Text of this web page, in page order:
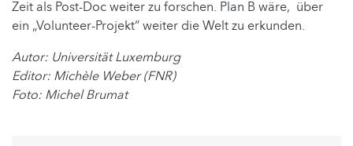
Zeit als Post-Doc weiter zu forschen. Plan B wäre, über
ein „Volunteer-Projekt“ weiter die Welt zu erkunden.
Autor: Universität Luxemburg
Editor: Michèle Weber (FNR)
Foto: Michel Brumat